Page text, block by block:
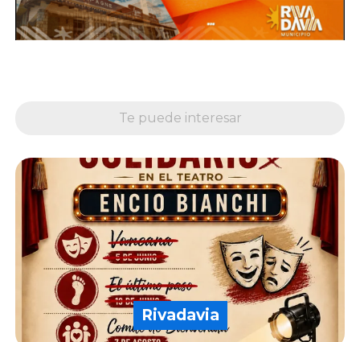
Te puede interesar
Rivadavia